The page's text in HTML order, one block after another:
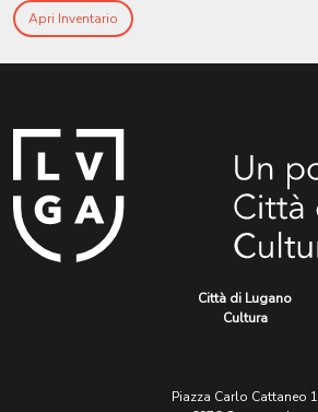
Apri Inventario
Città di Lugano
Cultura
Piazza Carlo Cattaneo 1